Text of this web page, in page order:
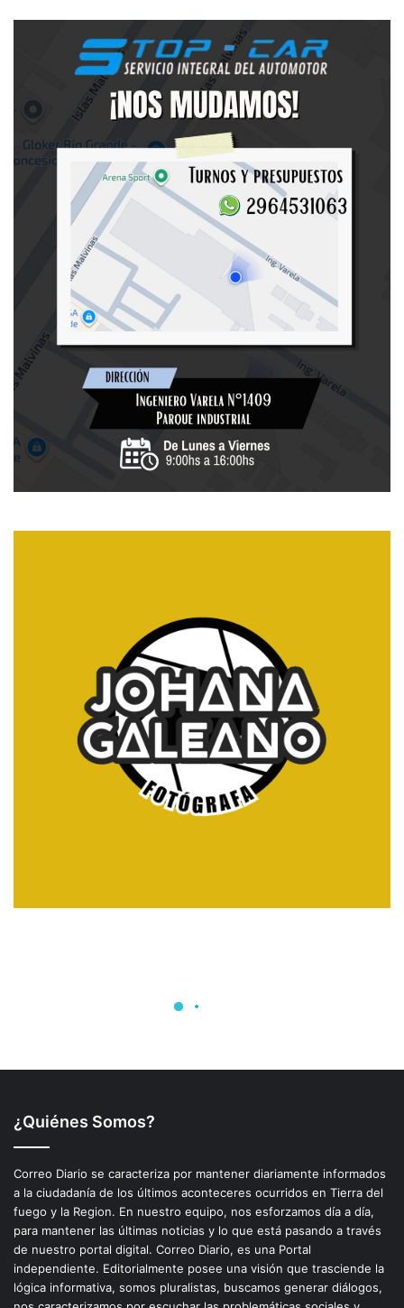
¿Quiénes Somos?
Correo Diario se caracteriza por mantener diariamente informados
a la ciudadanía de los últimos aconteceres ocurridos en Tierra del
fuego y la Region. En nuestro equipo, nos esforzamos día a día,
para mantener las últimas noticias y lo que está pasando a través
de nuestro portal digital. Correo Diario, es una Portal
independiente. Editorialmente posee una visión que trasciende la
lógica informativa, somos pluralistas, buscamos generar diálogos,